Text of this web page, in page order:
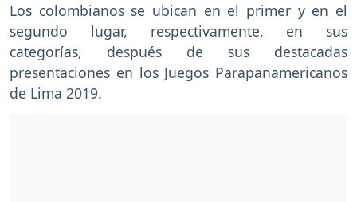
Los colombianos se ubican en el primer y en el
segundo lugar, respectivamente, en sus
categorías, después de sus destacadas
presentaciones en los Juegos Parapanamericanos
de Lima 2019.